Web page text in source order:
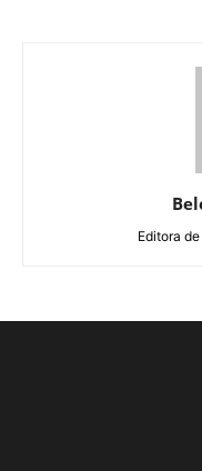
Editora